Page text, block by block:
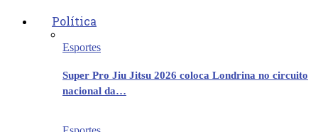
Política
Esportes
Super Pro Jiu Jitsu 2026 coloca Londrina no circuito
nacional da…